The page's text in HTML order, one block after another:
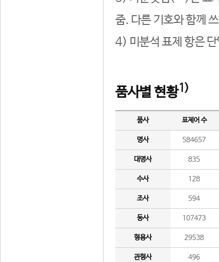
줌. 다른 기호와 함께
4) 미분석 표제 항은
품사별 현황1)
품사 표제어 수
명사 584657
대명사 835
수사 128
조사 594
동사 107473
형용사 29538
관형사 496